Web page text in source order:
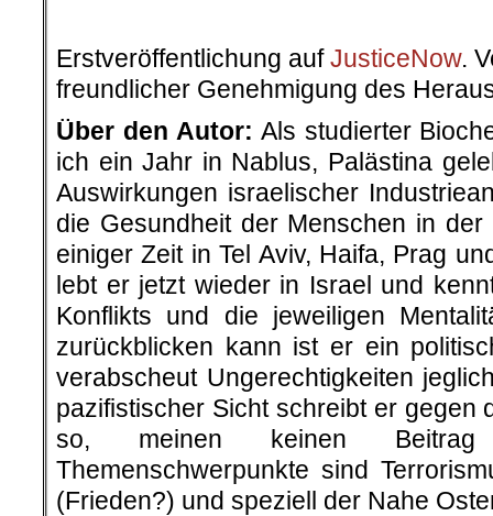
Erstveröffentlichung aufJusticeNow.
freundlicher Genehmigung des
Über den Autor: Als studierter
ich ein Jahr in Nablus, Palästina
Auswirkungen israelischer
die Gesundheit der Menschen in
einiger Zeit in Tel Aviv, Haifa, Prag
lebt er jetzt wieder in Israel und
Konflikts und die jeweiligen
zurückblicken kann ist er ein
verabscheut Ungerechtigkeiten
pazifistischer Sicht schreibt er gegen
so, meinen keinen
Themenschwerpunkte sind
(Frieden?) und speziell der Nahe